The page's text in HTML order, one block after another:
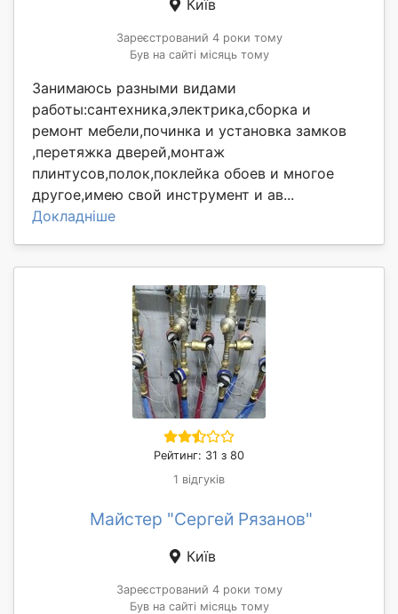
Київ
Зареєстрований 4 роки тому
Був на сайті місяць тому
Занимаюсь разными видами
работы:сантехника,электрика,сборка и
ремонт мебели,починка и установка замков
,перетяжка дверей,монтаж
плинтусов,полок,поклейка обоев и многое
другое,имею свой инструмент и ав...
Докладніше
Рейтинг: 31 з 80
1 відгуків
Майстер "Сергей Рязанов"
Київ
Зареєстрований 4 роки тому
Був на сайті місяць тому